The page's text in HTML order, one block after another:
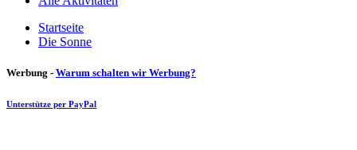
Startseite
Die Sonne
Werbung - Warum schalten wir Werbung?
Unterstütze per PayPal